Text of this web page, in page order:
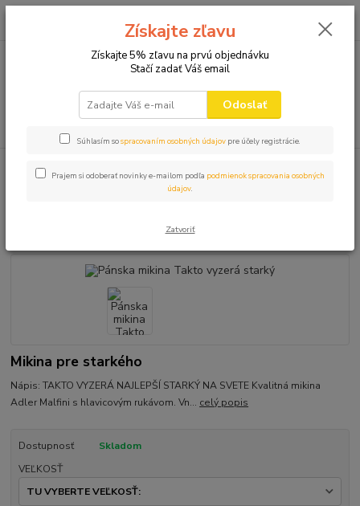
0,00 EUR
Pánska mikina Takto vyzerá
Mikina pre starkého
Nápis: TAKTO VYZERÁ NAJLEPŠÍ STARKÝ NA SVETE Kvalitná mikina
Adler Malfini s hlavicovým rukávom. Vn... celý popis
Dostupnosť
Skladom
VEĽKOSŤ
Získajte zľavu
Získajte 5% zľavu na prvú objednávku
Stačí zadať Váš email
Odoslať
Súhlasím sospracovaním osobných údajov pre účely registrácie.
Prajem si odoberať novinky e-mailom podľa podmienok spracovania osobných
údajov.
Zatvoriť